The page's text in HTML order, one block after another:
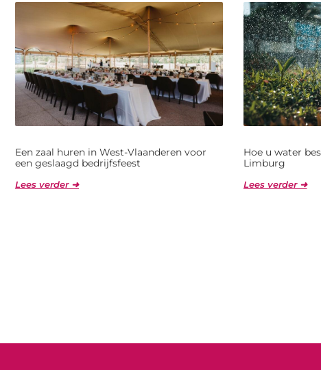
Een zaal huren in West-Vlaanderen voor
een geslaagd bedrijfsfeest
Lees verder ➜
Hoe u water
Limburg
Lees verder ➜